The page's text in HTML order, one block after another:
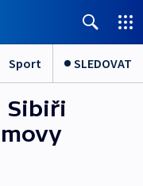
Sport SLEDOVAT
Sibiři